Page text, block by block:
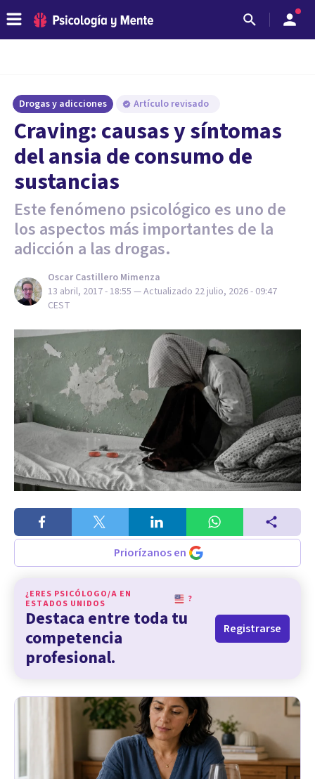
Drogas y adicciones Artículo revisado
Craving: causas y síntomas
del ansia de consumo de
sustancias
Este fenómeno psicológico es uno de
los aspectos más importantes de la
adicción a las drogas.
Oscar Castillero Mimenza
13 abril, 2017 - 18:55 — Actualizado 22 julio, 2026 - 09:47
CEST
Priorízanos en
¿ERES PSICÓLOGO/A EN
ESTADOS UNIDOS
?
Destaca entre toda tu
competencia
profesional.
Registrarse